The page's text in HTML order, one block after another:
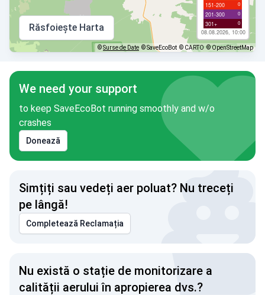
151-200 0
201-300 0
301+ 0
08.08.2026, 10:00
Răsfoiește Harta
©Surse de Date © SaveEcoBot © CARTO © OpenStreetMap
We need your support
to keep SaveEcoBot running smoothly and w/o
crashes
Donează
Simțiți sau vedeți aer poluat? Nu treceți
pe lângă!
Completează Reclamația
Nu există o stație de monitorizare a
calității aerului în apropierea dvs.?